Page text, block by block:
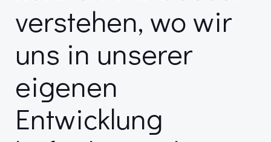
verstehen, wo wir
uns in unserer
eigenen
Entwicklung